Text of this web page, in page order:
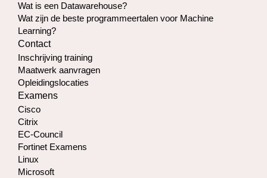
Wat is een Datawarehouse?
Wat zijn de beste programmeertalen voor Machine
Learning?
Contact
Inschrijving training
Maatwerk aanvragen
Opleidingslocaties
Examens
Cisco
Citrix
EC-Council
Fortinet Examens
Linux
Microsoft